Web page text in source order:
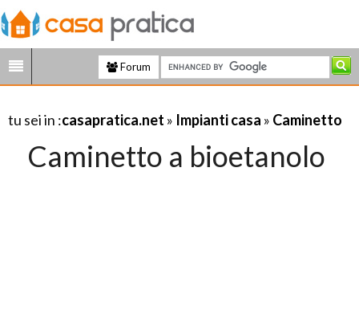
Forum
tu sei in :casapratica.net » Impianti casa » Caminetto
Caminetto a bioetanolo